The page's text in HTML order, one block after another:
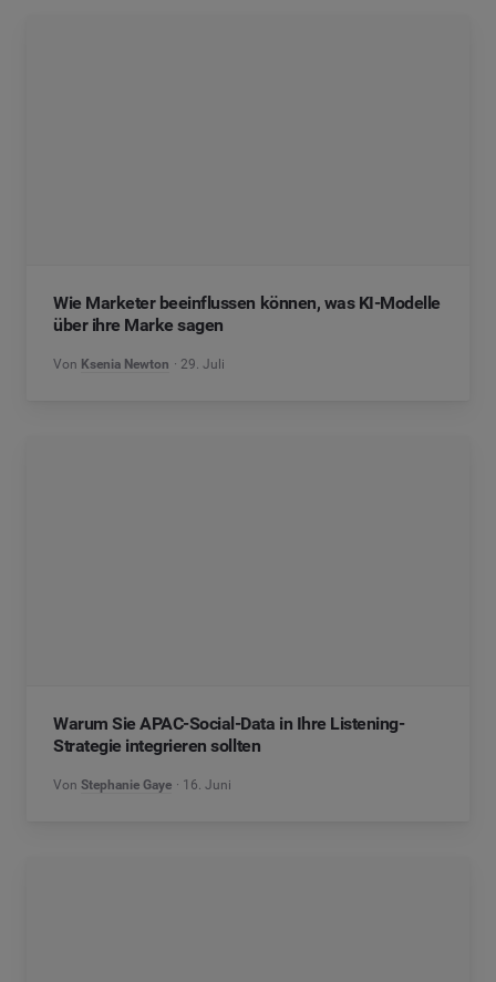
Wie Marketer beeinflussen können, was KI-Modelle
über ihre Marke sagen
Von Ksenia Newton 29. Juli
Warum Sie APAC-Social-Data in Ihre Listening-
Strategie integrieren sollten
Von Stephanie Gaye 16. Juni